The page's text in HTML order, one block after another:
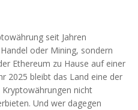
seit Jahren
oder Mining, sondern
Ethereum zu Hause auf einer
2025 bleibt das Land eine der
nicht
Und wer dagegen